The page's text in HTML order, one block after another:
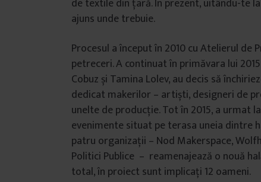
de textile din țară. În prezent, uitându-te
ajuns unde trebuie.
Procesul a început în 2010 cu Atelierul
petreceri. A continuat în primăvara lui
Cobuz și Tamina Lolev, au decis să
dedicat makerilor – artiști, designeri de
unelte de producție. Tot în 2015, a urmat
evenimente situat pe terasa uneia dintre
patru organizații – Nod Makerspace,
Politici Publice – reamenajează o nouă
total, în proiect sunt implicați 12 oameni.